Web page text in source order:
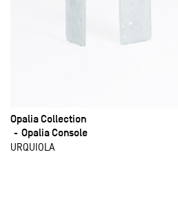
Opalia Collection
Opalia Console
URQUIOLA